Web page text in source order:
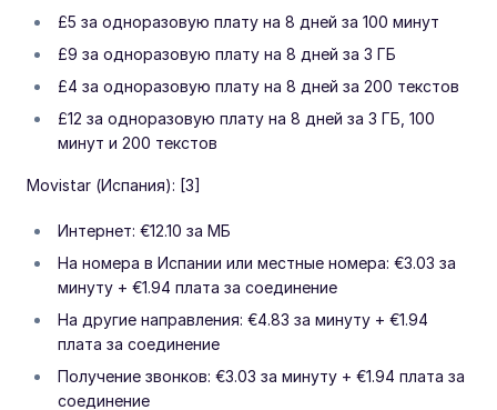
£5 за одноразовую плату на 8 дней за 100 минут
£9 за одноразовую плату на 8 дней за 3 ГБ
£4 за одноразовую плату на 8 дней за 200 текстов
£12 за одноразовую плату на 8 дней за 3 ГБ, 100
минут и 200 текстов
Movistar (Испания): [3]
Интернет: €12.10 за МБ
На номера в Испании или местные номера: €3.03 за
минуту + €1.94 плата за соединение
На другие направления: €4.83 за минуту + €1.94
плата за соединение
Получение звонков: €3.03 за минуту + €1.94 плата за
соединение